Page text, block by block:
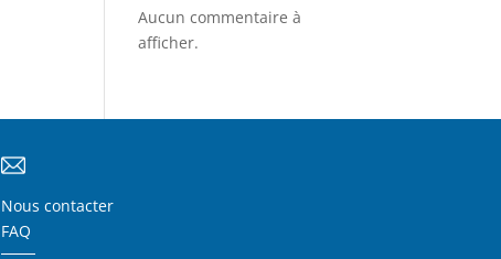
Aucun commentaire à
afficher.
Nous contacter
FAQ